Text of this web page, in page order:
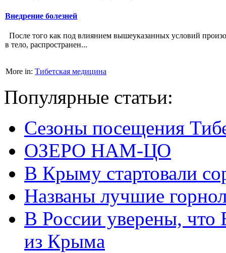
Внедрение болезней
После того как под влиянием вышеуказанных условий
в тело, распространен...
More in: Тибетская медицина
Популярные статьи:
Сезоны посещения
ОЗЕРО НАМ-ЦО
В Крыму стартовали
Названы лучшие
В России уверены, что
из Крыма